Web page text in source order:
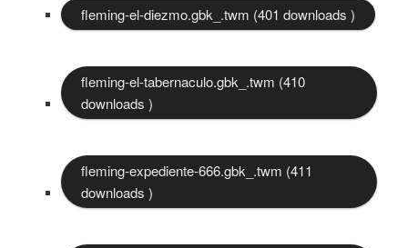
fleming-el-diezmo.gbk_.twm (401 downloads )
fleming-el-tabernaculo.gbk_.twm (410
downloads )
fleming-expediente-666.gbk_.twm (411
downloads )